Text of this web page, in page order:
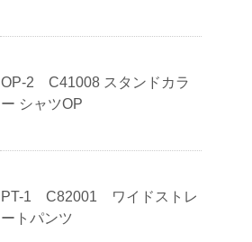
OP-2 C41008 スタンドカラ
ー シャツOP
PT-1 C82001 ワイドストレ
ートパンツ